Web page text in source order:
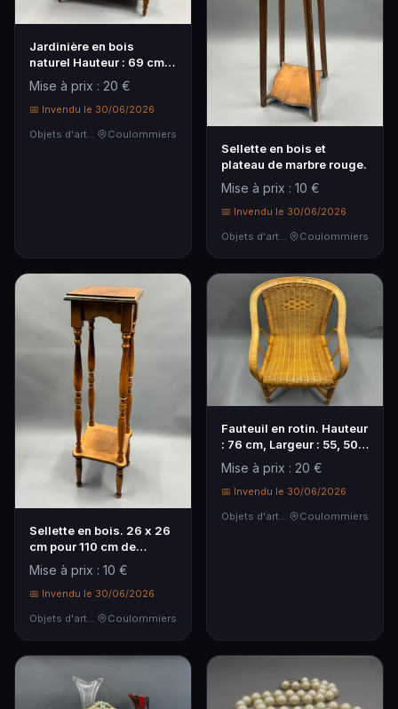
Jardinière en bois
naturel Hauteur : 69 cm,
longueur : 71 cm…
Mise à prix : 20 €
📅 Invendu le 30/06/2026
Objets d'art & Curiosités
Coulommiers
Sellette en bois et
plateau de marbre rouge.
Mise à prix : 10 €
📅 Invendu le 30/06/2026
Objets d'art & Curiosités
Coulommiers
Sellette en bois. 26 x 26
cm pour 110 cm de
hauteur.
Mise à prix : 10 €
📅 Invendu le 30/06/2026
Objets d'art & Curiosités
Coulommiers
Fauteuil en rotin. Hauteur
: 76 cm, Largeur : 55, 50
cm, Pro…
Mise à prix : 20 €
📅 Invendu le 30/06/2026
Objets d'art & Curiosités
Coulommiers